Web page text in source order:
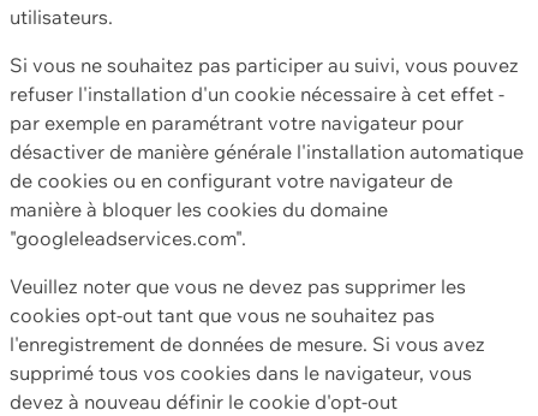
utilisateurs.
Si vous ne souhaitez pas participer au suivi, vous pouvez
refuser l'installation d'un cookie nécessaire à cet effet -
par exemple en paramétrant votre navigateur pour
désactiver de manière générale l'installation automatique
de cookies ou en configurant votre navigateur de
manière à bloquer les cookies du domaine
"googleleadservices.com".
Veuillez noter que vous ne devez pas supprimer les
cookies opt-out tant que vous ne souhaitez pas
l'enregistrement de données de mesure. Si vous avez
supprimé tous vos cookies dans le navigateur, vous
devez à nouveau définir le cookie d'opt-out